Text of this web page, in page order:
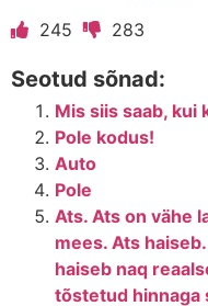
245
283
Seotud sõnad:
Mis siis saab, kui
Pole kodus!
Auto
Pole
Ats. Ats on vähe
mees. Ats
haiseb naq
tõstetud hinnaga